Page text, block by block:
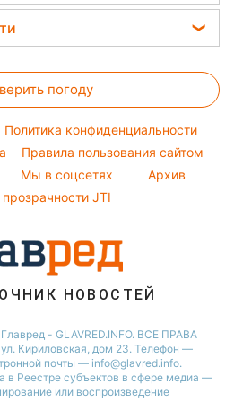
погоду
Политика конфиденциальности
Правила пользования сайтом
Мы в соцсетях
Архив
JTI
НОВОСТЕЙ
- GLAVRED.INFO. ВСЕ ПРАВА
Кириловская, дом 23. Телефон —
почты — info@glavred.info.
в Реестре cубъектов в сфере медиа —
или воспроизведение